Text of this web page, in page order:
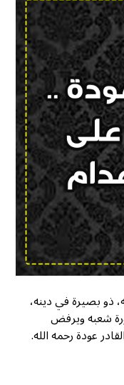
ذو بصيرة في دينه،
شعبه ويرفض
عودة رحمه الله.